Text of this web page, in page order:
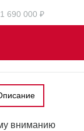
1 690 000 ₽
вниманию